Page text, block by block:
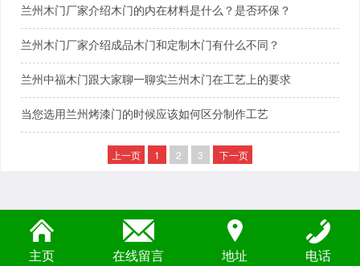
兰州木门厂家介绍木门的内在材料是什么？是否环保？
兰州木门厂家介绍成品木门和定制木门有什么不同？
兰州中福木门跟大家聊一聊实兰州木门在工艺上的要求
当您选用兰州烤漆门的时候应该如何区分制作工艺
上一页 1 2 3 下一页
主页 在线留言 地址 电话